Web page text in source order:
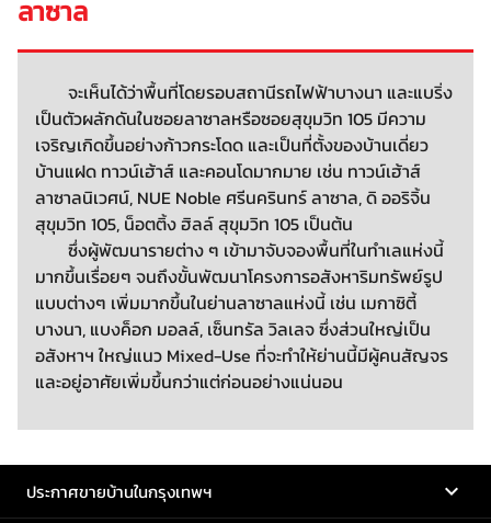
ลาซาล
จะเห็นได้ว่าพื้นที่โดยรอบสถานีรถไฟฟ้าบางนา และแบริ่ง
เป็นตัวผลักดันในซอยลาซาลหรือซอยสุขุมวิท 105 มีความ
เจริญเกิดขึ้นอย่างก้าวกระโดด และเป็นที่ตั้งของบ้านเดี่ยว
บ้านแฝด ทาวน์เฮ้าส์ และคอนโดมากมาย เช่น ทาวน์เฮ้าส์
ลาซาลนิเวศน์, NUE Noble ศรีนครินทร์ ลาซาล, ดิ ออริจิ้น
สุขุมวิท 105, น็อตติ้ง ฮิลล์ สุขุมวิท 105 เป็นต้น
ซึ่งผู้พัฒนารายต่าง ๆ เข้ามาจับจองพื้นที่ในทำเลแห่งนี้
มากขึ้นเรื่อยๆ จนถึงขั้นพัฒนาโครงการอสังหาริมทรัพย์รูป
แบบต่างๆ เพิ่มมากขึ้นในย่านลาซาลแห่งนี้ เช่น เมกาซิตี้
บางนา, แบงค็อก มอลล์, เซ็นทรัล วิลเลจ ซึ่งส่วนใหญ่เป็น
อสังหาฯ ใหญ่แนว Mixed-Use ที่จะทำให้ย่านนี้มีผู้คนสัญจร
และอยู่อาศัยเพิ่มขึ้นกว่าแต่ก่อนอย่างแน่นอน
ประกาศขายบ้านในกรุงเทพฯ